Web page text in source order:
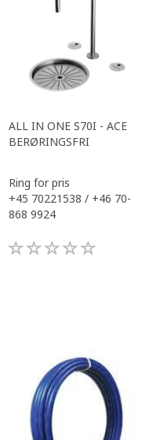
ALL IN ONE S70I - ACE
BERØRINGSFRI
Ring for pris
+45 70221538 / +46 70-
868 9924